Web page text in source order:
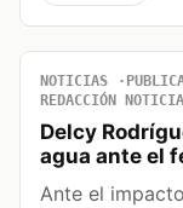
NOTICIAS
REDACCIÓN
Delcy
agua ante el
Ante el